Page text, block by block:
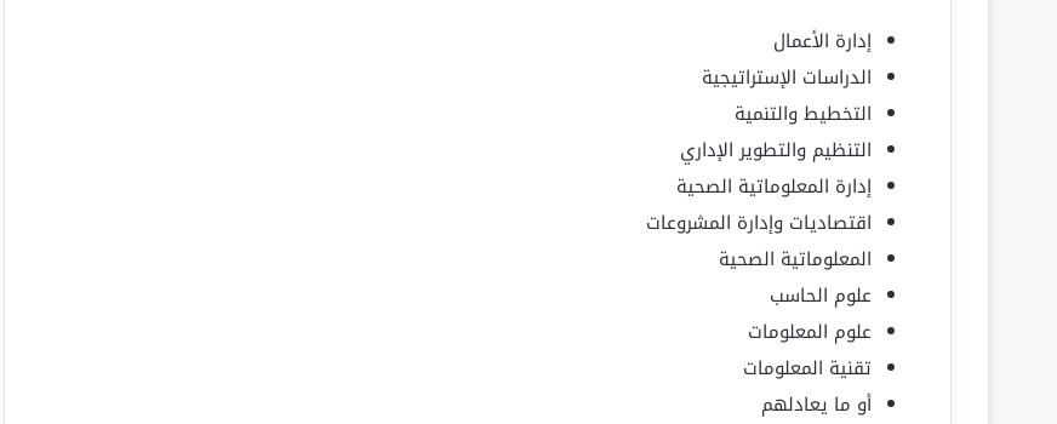
إدارة الأعمال
الدراسات الإستراتيجية
التخطيط والتنمية
التنظيم والتطوير الإداري
إدارة المعلوماتية الصحية
اقتصاديات وإدارة المشروعات
المعلوماتية الصحية
علوم الحاسب
علوم المعلومات
تقنية المعلومات
أو ما يعادلهم